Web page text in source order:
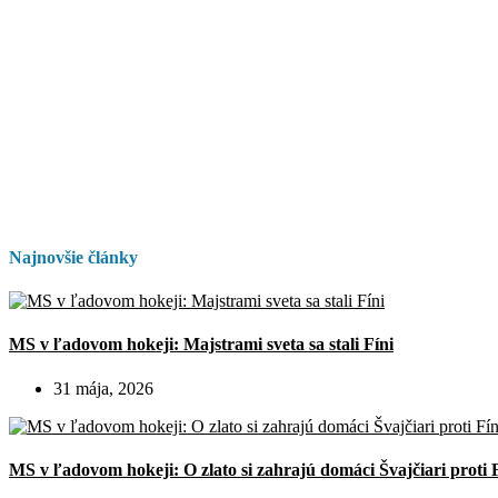
Najnovšie články
MS v ľadovom hokeji: Majstrami sveta sa stali Fíni
31 mája, 2026
MS v ľadovom hokeji: O zlato si zahrajú domáci Švajčiari proti